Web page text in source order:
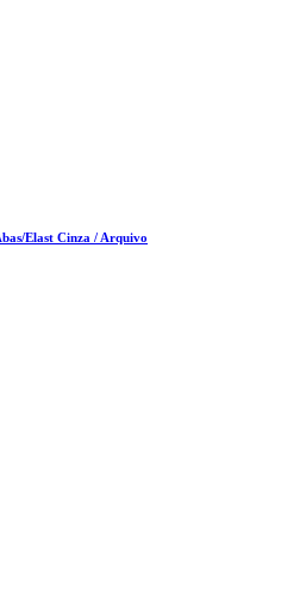
Elast Cinza / Arquivo